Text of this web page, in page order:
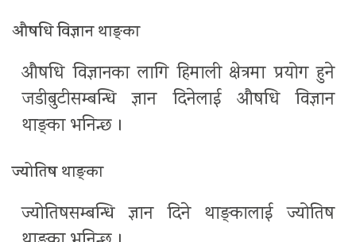
औषधि विज्ञान थाङ्का
औषधि विज्ञानका लागि हिमाली क्षेत्रमा प्रयोग हुने
जडीबुटीसम्बन्धि ज्ञान दिनेलाई औषधि विज्ञान
थाङ्का भनिन्छ ।
ज्योतिष थाङ्का
ज्योतिषसम्बन्धि ज्ञान दिने थाङ्कालाई ज्योतिष